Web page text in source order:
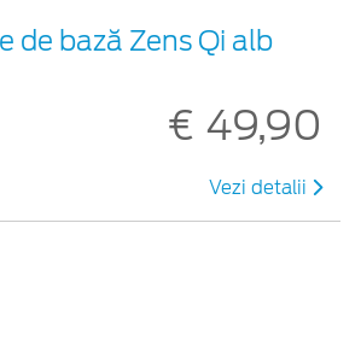
de bază Zens Qi alb
€ 49,90
Vezi detalii